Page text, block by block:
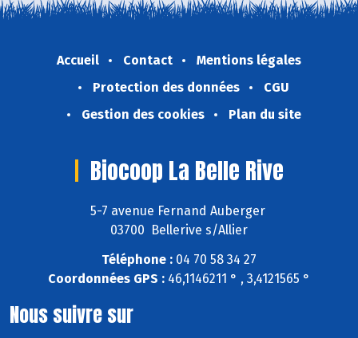
Accueil Contact
Mentions légales
Protection des données
CGU
Gestion des cookies
Plan du site
Biocoop La Belle Rive
5-7 avenue Fernand Auberger
03700 Bellerive s/Allier
Téléphone : 04 70 58 34 27
Coordonnées GPS : 46,1146211 ° , 3,4121565 °
Nous suivre sur